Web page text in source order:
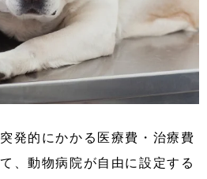
発的にかかる医療費・治療費
、動物病院が自由に設定する